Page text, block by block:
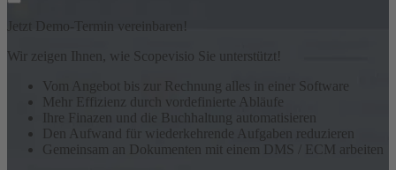
Jetzt Demo-Termin vereinbaren!
Wir zeigen Ihnen, wie Scopevisio Sie unterstützt!
Vom Angebot bis zur Rechnung alles in einer Software
Mehr Effizienz durch vordefinierte Abläufe
Ihre Finazen und die Buchhaltung automatisieren
Den Aufwand für wiederkehrende Aufgaben reduzieren
Gemeinsam an Dokumenten mit einem DMS / ECM arbeiten